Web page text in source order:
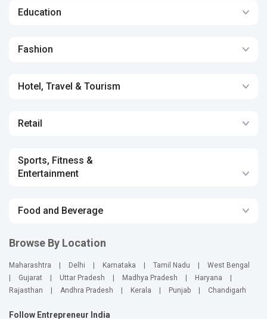
Education
Fashion
Hotel, Travel & Tourism
Retail
Sports, Fitness &
Entertainment
Food and Beverage
Browse By Location
Maharashtra Delhi Karnataka Tamil Nadu
West Bengal
Gujarat Uttar Pradesh Madhya Pradesh Haryana
Rajasthan
Andhra Pradesh Kerala Punjab Chandigarh
Follow Entrepreneur India